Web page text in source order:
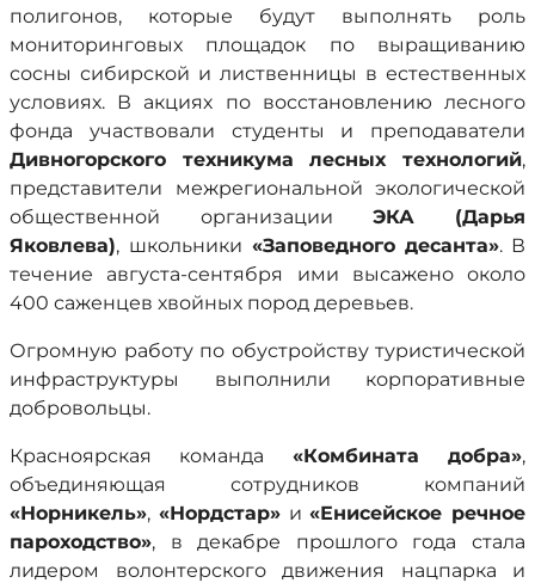
полигонов, которые будут выполнять роль
мониторинговых площадок по выращиванию
сосны сибирской и лиственницы в естественных
условиях. В акциях по восстановлению лесного
фонда участвовали студенты и преподаватели
Дивногорского техникума лесных технологий,
представители межрегиональной экологической
общественной организацииЭКА
(Дарья
Яковлева), школьники «Заповедного десанта». В
течение августа-сентября ими высажено около
400 саженцев хвойных пород деревьев.
Огромную работу по обустройству туристической
инфраструктуры выполнили корпоративные
добровольцы.
Красноярская команда «Комбината добра»,
объединяющая сотрудников компаний
«Норникель», «Нордстар»и«Енисейское речное
пароходство», в декабре прошлого года стала
лидером волонтерского движения нацпарка и